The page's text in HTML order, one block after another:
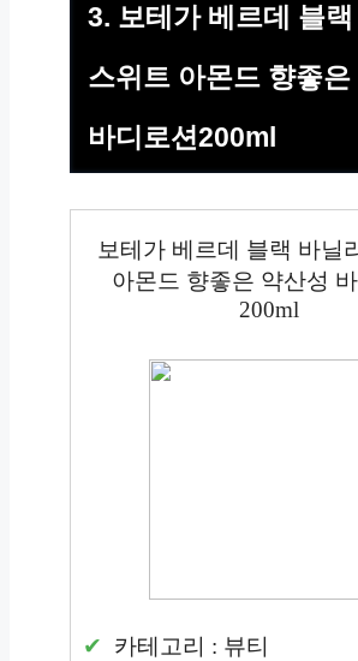
3. 보테가 베르데 블
스위트 아몬드 향좋은
바디로션200ml
보테가 베르데 블랙 바닐
아몬드 향좋은 약산성
200ml
카테고리 : 뷰티